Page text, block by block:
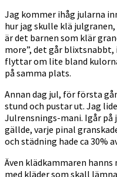
Jag kommer ihåg jularna
hur jag skulle klä
är det barnen som klär
more”, det går
flyttar om lite bland
på samma plats.
Annan dag jul, för första
stund och pustar ut. Jag
Julrensnings-mani. Igår på
gällde, varje pinal
och städning hade ca 30%
Även klädkammaren
med kläder som skall